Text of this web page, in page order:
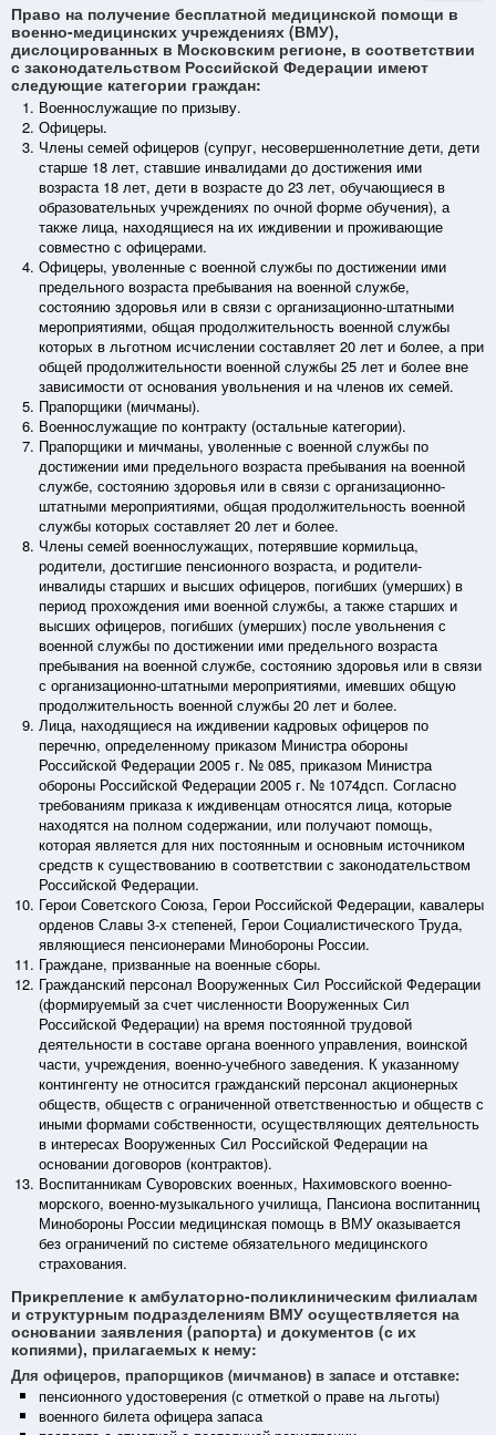
Право на получение бесплатной медицинской помощи в
военно-медицинских учреждениях (ВМУ),
дислоцированных в Московским регионе, в соответствии
с законодательством Российской Федерации имеют
следующие категории граждан:
Военнослужащие по призыву.
Офицеры.
Члены семей офицеров (супруг, несовершеннолетние дети, дети
старше 18 лет, ставшие инвалидами до достижения ими
возраста 18 лет, дети в возрасте до 23 лет, обучающиеся в
образовательных учреждениях по очной форме обучения), а
также лица, находящиеся на их иждивении и проживающие
совместно с офицерами.
Офицеры, уволенные с военной службы по достижении ими
предельного возраста пребывания на военной службе,
состоянию здоровья или в связи с организационно-штатными
мероприятиями, общая продолжительность военной службы
которых в льготном исчислении составляет 20 лет и более, а при
общей продолжительности военной службы 25 лет и более вне
зависимости от основания увольнения и на членов их семей.
Прапорщики (мичманы).
Военнослужащие по контракту (остальные категории).
Прапорщики и мичманы, уволенные с военной службы по
достижении ими предельного возраста пребывания на военной
службе, состоянию здоровья или в связи с организационно-
штатными мероприятиями, общая продолжительность военной
службы которых составляет 20 лет и более.
Члены семей военнослужащих, потерявшие кормильца,
родители, достигшие пенсионного возраста, и родители-
инвалиды старших и высших офицеров, погибших (умерших) в
период прохождения ими военной службы, а также старших и
высших офицеров, погибших (умерших) после увольнения с
военной службы по достижении ими предельного возраста
пребывания на военной службе, состоянию здоровья или в связи
с организационно-штатными мероприятиями, имевших общую
продолжительность военной службы 20 лет и более.
Лица, находящиеся на иждивении кадровых офицеров по
перечню, определенному приказом Министра обороны
Российской Федерации 2005 г. № 085, приказом Министра
обороны Российской Федерации 2005 г. № 1074дсп. Согласно
требованиям приказа к иждивенцам относятся лица, которые
находятся на полном содержании, или получают помощь,
которая является для них постоянным и основным источником
средств к существованию в соответствии с законодательством
Российской Федерации.
Герои Советского Союза, Герои Российской Федерации, кавалеры
орденов Славы 3-х степеней, Герои Социалистического Труда,
являющиеся пенсионерами Минобороны России.
Граждане, призванные на военные сборы.
Гражданский персонал Вооруженных Сил Российской Федерации
(формируемый за счет численности Вооруженных Сил
Российской Федерации) на время постоянной трудовой
деятельности в составе органа военного управления, воинской
части, учреждения, военно-учебного заведения. К указанному
контингенту не относится гражданский персонал акционерных
обществ, обществ с ограниченной ответственностью и обществ с
иными формами собственности, осуществляющих деятельность
в интересах Вооруженных Сил Российской Федерации на
основании договоров (контрактов).
Воспитанникам Суворовских военных, Нахимовского военно-
морского, военно-музыкального училища, Пансиона воспитанниц
Минобороны России медицинская помощь в ВМУ оказывается
без ограничений по системе обязательного медицинского
страхования.
Прикрепление к амбулаторно-поликлиническим филиалам
и структурным подразделениям ВМУ осуществляется на
основании заявления (рапорта) и документов (с их
копиями), прилагаемых к нему:
Для офицеров, прапорщиков (мичманов) в запасе и отставке:
пенсионного удостоверения (с отметкой о праве на льготы)
военного билета офицера запаса